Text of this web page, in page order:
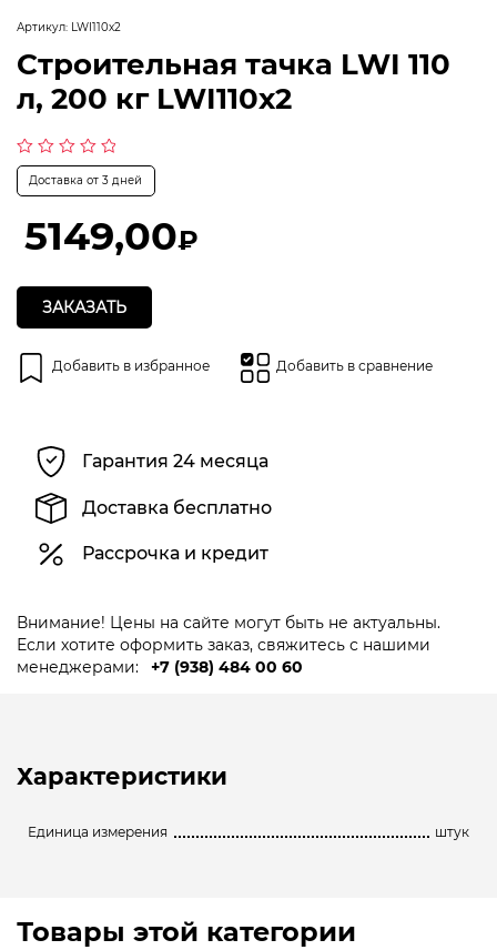
Артикул: LWI110х2
Строительная тачка LWI 110
л, 200 кг LWI110х2
Оценка
из
Доставка от 3 дней
5149,00₽
ЗАКАЗАТЬ
Добавить в избранное Добавить в сравнение
Гарантия 24 месяца
Доставка бесплатно
Рассрочка и кредит
Внимание! Цены на сайте могут быть не актуальны.
Если хотите оформить заказ, свяжитесь с нашими
менеджерами:
+7 (938) 484 00 60
Характеристики
Единица измерения штук
Товары этой категории